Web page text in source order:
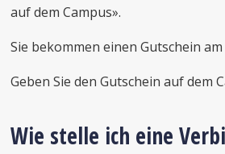
auf dem Campus».
Sie bekommen einen Gutschein
Geben Sie den Gutschein auf dem
Wie stelle ich eine